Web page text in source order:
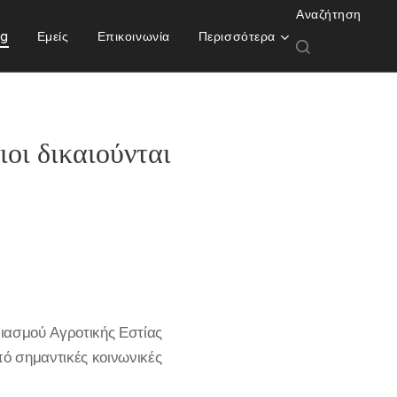
Εμείς Επικοινωνία Περισσότερα
Αναζήτηση
δικαιούνται
Αγροτικής Εστίας
κοινωνικές